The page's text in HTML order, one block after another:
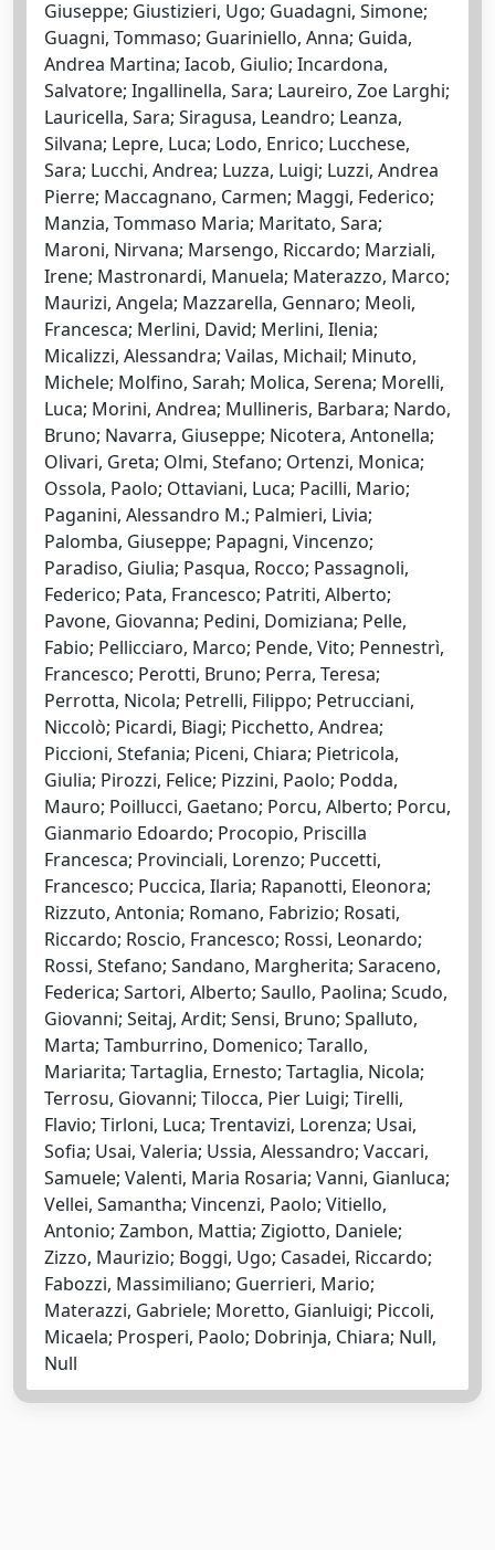
Giuseppe; Giustizieri, Ugo; Guadagni, Simone;
Guagni, Tommaso; Guariniello, Anna; Guida,
Andrea Martina; Iacob, Giulio; Incardona,
Salvatore; Ingallinella, Sara; Laureiro, Zoe Larghi;
Lauricella, Sara; Siragusa, Leandro; Leanza,
Silvana; Lepre, Luca; Lodo, Enrico; Lucchese,
Sara; Lucchi, Andrea; Luzza, Luigi; Luzzi, Andrea
Pierre; Maccagnano, Carmen; Maggi, Federico;
Manzia, Tommaso Maria; Maritato, Sara;
Maroni, Nirvana; Marsengo, Riccardo; Marziali,
Irene; Mastronardi, Manuela; Materazzo, Marco;
Maurizi, Angela; Mazzarella, Gennaro; Meoli,
Francesca; Merlini, David; Merlini, Ilenia;
Micalizzi, Alessandra; Vailas, Michail; Minuto,
Michele; Molfino, Sarah; Molica, Serena; Morelli,
Luca; Morini, Andrea; Mullineris, Barbara; Nardo,
Bruno; Navarra, Giuseppe; Nicotera, Antonella;
Olivari, Greta; Olmi, Stefano; Ortenzi, Monica;
Ossola, Paolo; Ottaviani, Luca; Pacilli, Mario;
Paganini, Alessandro M.; Palmieri, Livia;
Palomba, Giuseppe; Papagni, Vincenzo;
Paradiso, Giulia; Pasqua, Rocco; Passagnoli,
Federico; Pata, Francesco; Patriti, Alberto;
Pavone, Giovanna; Pedini, Domiziana; Pelle,
Fabio; Pellicciaro, Marco; Pende, Vito; Pennestrì,
Francesco; Perotti, Bruno; Perra, Teresa;
Perrotta, Nicola; Petrelli, Filippo; Petrucciani,
Niccolò; Picardi, Biagi; Picchetto, Andrea;
Piccioni, Stefania; Piceni, Chiara; Pietricola,
Giulia; Pirozzi, Felice; Pizzini, Paolo; Podda,
Mauro; Poillucci, Gaetano; Porcu, Alberto; Porcu,
Gianmario Edoardo; Procopio, Priscilla
Francesca; Provinciali, Lorenzo; Puccetti,
Francesco; Puccica, Ilaria; Rapanotti, Eleonora;
Rizzuto, Antonia; Romano, Fabrizio; Rosati,
Riccardo; Roscio, Francesco; Rossi, Leonardo;
Rossi, Stefano; Sandano, Margherita; Saraceno,
Federica; Sartori, Alberto; Saullo, Paolina; Scudo,
Giovanni; Seitaj, Ardit; Sensi, Bruno; Spalluto,
Marta; Tamburrino, Domenico; Tarallo,
Mariarita; Tartaglia, Ernesto; Tartaglia, Nicola;
Terrosu, Giovanni; Tilocca, Pier Luigi; Tirelli,
Flavio; Tirloni, Luca; Trentavizi, Lorenza; Usai,
Sofia; Usai, Valeria; Ussia, Alessandro; Vaccari,
Samuele; Valenti, Maria Rosaria; Vanni, Gianluca;
Vellei, Samantha; Vincenzi, Paolo; Vitiello,
Antonio; Zambon, Mattia; Zigiotto, Daniele;
Zizzo, Maurizio; Boggi, Ugo; Casadei, Riccardo;
Fabozzi, Massimiliano; Guerrieri, Mario;
Materazzi, Gabriele; Moretto, Gianluigi; Piccoli,
Micaela; Prosperi, Paolo; Dobrinja, Chiara; Null,
Null